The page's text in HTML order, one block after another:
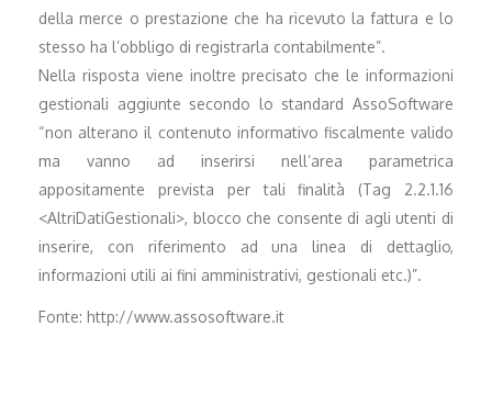
della merce o prestazione che ha ricevuto la fattura e lo
stesso ha l’obbligo di registrarla contabilmente”.
Nella risposta viene inoltre precisato che le informazioni
gestionali aggiunte secondo lo standard AssoSoftware
“non alterano il contenuto informativo fiscalmente valido
ma vanno ad inserirsi nell’area parametrica
appositamente prevista per tali finalità (Tag 2.2.1.16
<AltriDatiGestionali>, blocco che consente di agli utenti di
inserire, con riferimento ad una linea di dettaglio,
informazioni utili ai fini amministrativi, gestionali etc.)”.
Fonte: http://www.assosoftware.it